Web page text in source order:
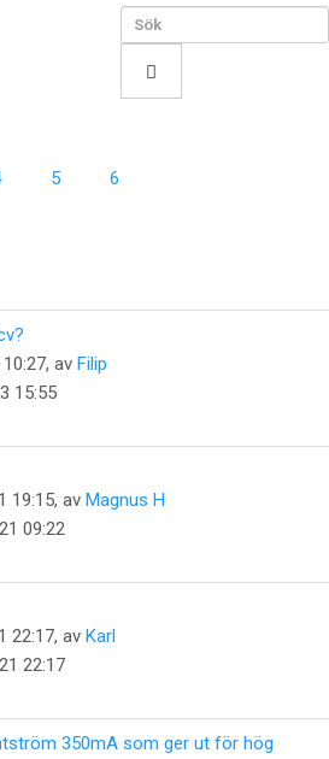
5 6
av Filip
15:55
19:15, av Magnus H
09:22
22:17, av Karl
22:17
350mA som ger ut för hög